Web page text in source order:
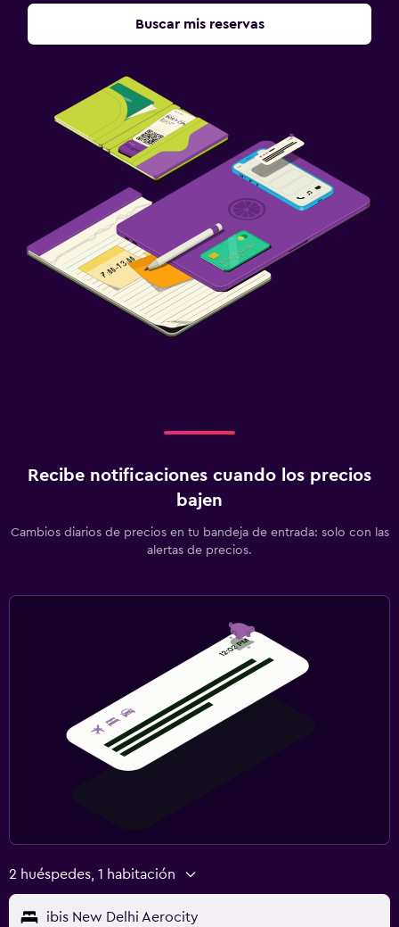
Buscar mis reservas
Recibe notificaciones cuando los precios
bajen
Cambios diarios de precios en tu bandeja de entrada: solo con las
alertas de precios.
2 huéspedes, 1 habitación
ibis New Delhi Aerocity